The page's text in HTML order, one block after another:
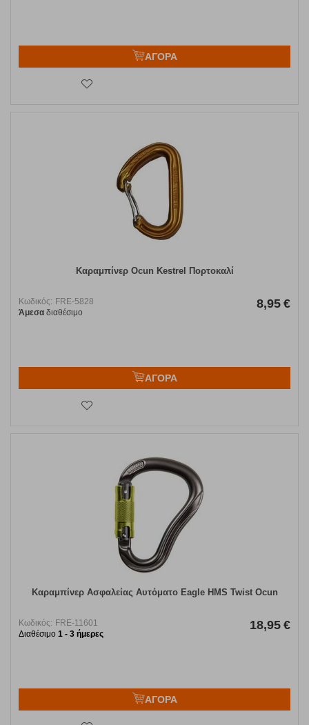
ΑΓΟΡΑ
Καραμπίνερ Ocun Kestrel Πορτοκαλί
Κωδικός: FRE-5828
Άμεσα διαθέσιμο
8,95 €
ΑΓΟΡΑ
Καραμπίνερ Ασφαλείας Αυτόματο Eagle HMS Twist Ocun
Κωδικός: FRE-11601
Διαθέσιμο 1 - 3 ήμερες
18,95 €
ΑΓΟΡΑ